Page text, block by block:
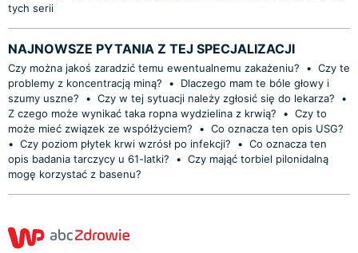
tych serii
NAJNOWSZE PYTANIA Z TEJ SPECJALIZACJI
Czy można jakoś zaradzić temu ewentualnemu zakażeniu? • Czy te
problemy z koncentracją miną?
•
Dlaczego mam te bóle głowy i
szumy uszne?
• Czy w tej sytuacji należy zgłosić się do lekarza?
•
Z czego może wynikać taka ropna wydzielina z krwią?
• Czy to
może mieć związek ze współżyciem?
• Co oznacza ten opis USG?
• Czy poziom płytek krwi wzrósł po infekcji? • Co oznacza ten
opis badania tarczycy u 61-latki?
• Czy mająć torbiel pilonidalną
mogę korzystać z basenu?